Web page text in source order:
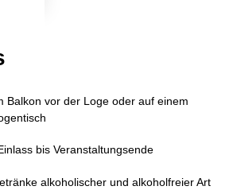
Balkon vor der Loge oder auf einem
bis Veranstaltungsende
alkoholischer und alkoholfreier Art